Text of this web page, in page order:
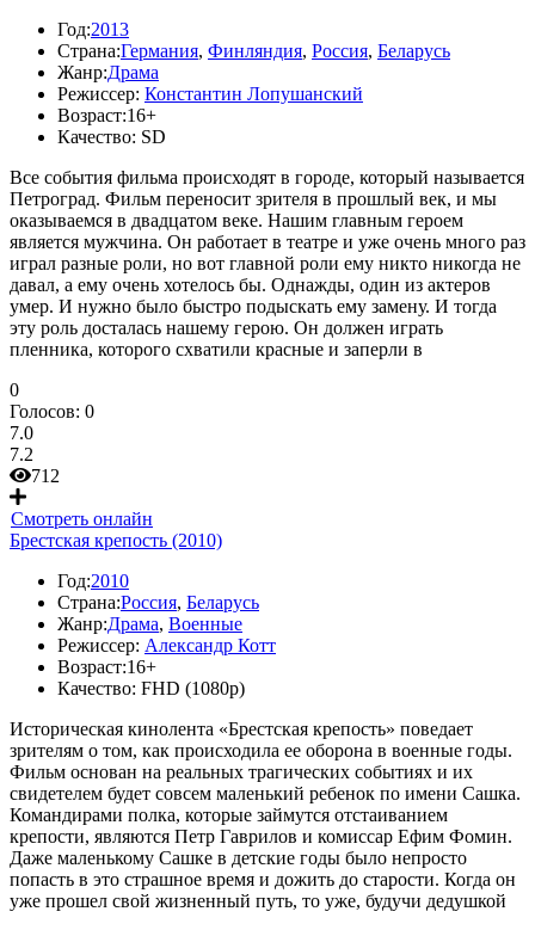
Год:2013
Страна:Германия, Финляндия, Россия, Беларусь
Жанр:Драма
Режиссер: Константин Лопушанский
Возраст:16+
Качество: SD
Все события фильма происходят в городе, который называется
Петроград. Фильм переносит зрителя в прошлый век, и мы
оказываемся в двадцатом веке. Нашим главным героем
является мужчина. Он работает в театре и уже очень много раз
играл разные роли, но вот главной роли ему никто никогда не
давал, а ему очень хотелось бы. Однажды, один из актеров
умер. И нужно было быстро подыскать ему замену. И тогда
эту роль досталась нашему герою. Он должен играть
пленника, которого схватили красные и заперли в
0
Голосов: 0
7.0
7.2
712
Смотреть онлайн
Брестская крепость (2010)
Год:2010
Страна:Россия, Беларусь
Жанр:Драма, Военные
Режиссер: Александр Котт
Возраст:16+
Качество: FHD (1080p)
Историческая кинолента «Брестская крепость» поведает
зрителям о том, как происходила ее оборона в военные годы.
Фильм основан на реальных трагических событиях и их
свидетелем будет совсем маленький ребенок по имени Сашка.
Командирами полка, которые займутся отстаиванием
крепости, являются Петр Гаврилов и комиссар Ефим Фомин.
Даже маленькому Сашке в детские годы было непросто
попасть в это страшное время и дожить до старости. Когда он
уже прошел свой жизненный путь, то уже, будучи дедушкой